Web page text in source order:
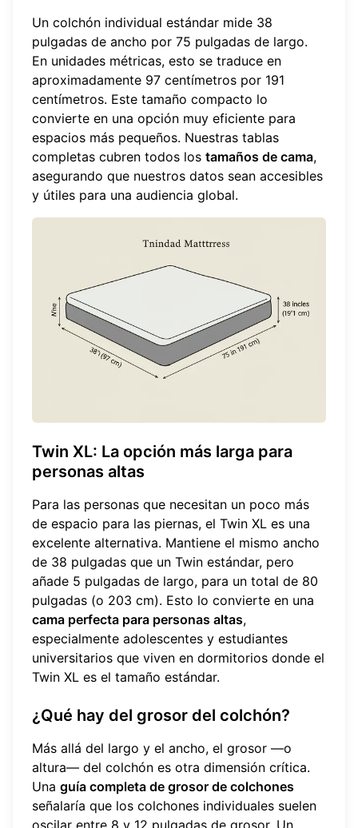
Un colchón individual estándar mide 38
pulgadas de ancho por 75 pulgadas de largo.
En unidades métricas, esto se traduce en
aproximadamente 97 centímetros por 191
centímetros. Este tamaño compacto lo
convierte en una opción muy eficiente para
espacios más pequeños. Nuestras tablas
completas cubren todos los tamaños de cama,
asegurando que nuestros datos sean accesibles
y útiles para una audiencia global.
Twin XL: La opción más larga para
personas altas
Para las personas que necesitan un poco más
de espacio para las piernas, el Twin XL es una
excelente alternativa. Mantiene el mismo ancho
de 38 pulgadas que un Twin estándar, pero
añade 5 pulgadas de largo, para un total de 80
pulgadas (o 203 cm). Esto lo convierte en una
cama perfecta para personas altas,
especialmente adolescentes y estudiantes
universitarios que viven en dormitorios donde el
Twin XL es el tamaño estándar.
¿Qué hay del grosor del colchón?
Más allá del largo y el ancho, el grosor —o
altura— del colchón es otra dimensión crítica.
Una guía completa de grosor de colchones
señalaría que los colchones individuales suelen